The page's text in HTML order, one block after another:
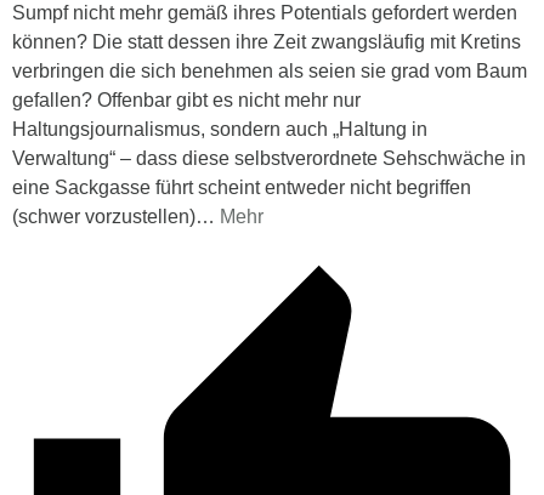
Sumpf nicht mehr gemäß ihres Potentials gefordert werden
können? Die statt dessen ihre Zeit zwangsläufig mit Kretins
verbringen die sich benehmen als seien sie grad vom Baum
gefallen? Offenbar gibt es nicht mehr nur
Haltungsjournalismus, sondern auch „Haltung in
Verwaltung“ – dass diese selbstverordnete Sehschwäche in
eine Sackgasse führt scheint entweder nicht begriffen
(schwer vorzustellen)… Mehr